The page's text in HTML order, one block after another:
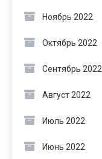
Ноябрь 2022
Октябрь 2022
Сентябрь 2022
Август 2022
Июль 2022
Июнь 2022